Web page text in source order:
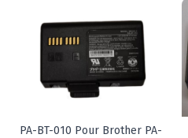
PA-BT-010 Pour Brother PA-